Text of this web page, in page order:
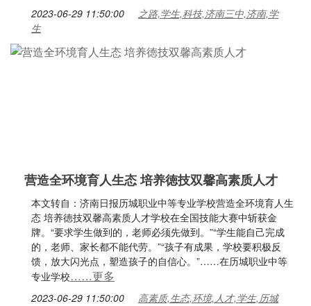
2023-06-29 11:50:00
之路,学生,科技,济南三中,济南,学
生
营造全环境育人生态 培养徳技双馨高素质人才
本文转自：济南日报历城职业中等专业学校营造全环境育人生
态 培养徳技双馨高素质人才学校在全国技能大赛中斩获金
牌。“要求学生做到的，老师必须先做到。”“学生能自己完成
的，老师、家长都不能代劳。”“孩子有成果，学校要积极反
馈，放大闪光点，塑造孩子的自信心。”……在历城职业中等
专业学校……更多
2023-06-29 11:50:00 高素质,生态,环境,人才,学生,历城